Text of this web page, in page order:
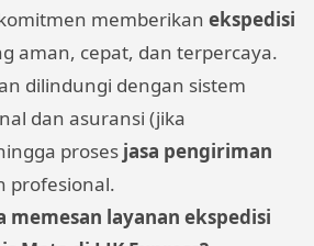
memberikan ekspedisi
aman, cepat, dan terpercaya.
dilindungi dengan sistem
dan asuransi (jika
proses jasa pengiriman
profesional.
memesan layanan ekspedisi